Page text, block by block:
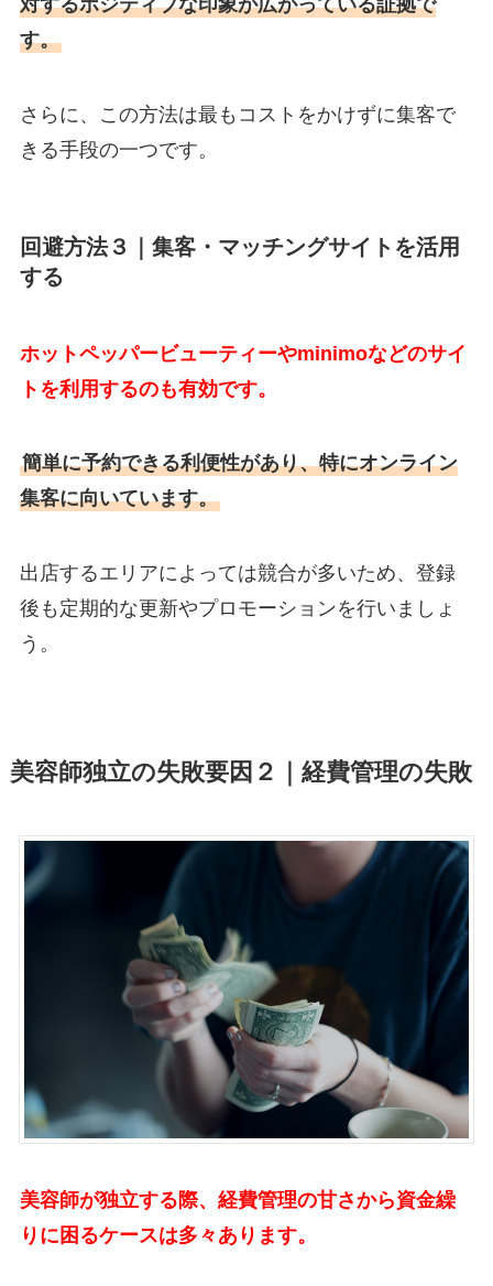
対するポジティブな印象が広がっている証拠で
す。
さらに、この方法は最もコストをかけずに集客で
きる手段の一つです。
回避方法３｜集客・マッチングサイトを活用
する
ホットペッパービューティーやminimoなどのサイ
トを利用するのも有効です。
簡単に予約できる利便性があり、特にオンライン
集客に向いています。
出店するエリアによっては競合が多いため、登録
後も定期的な更新やプロモーションを行いましょ
う。
美容師独立の失敗要因２｜経費管理の失敗
美容師が独立する際、経費管理の甘さから資金繰
りに困るケースは多々あります。